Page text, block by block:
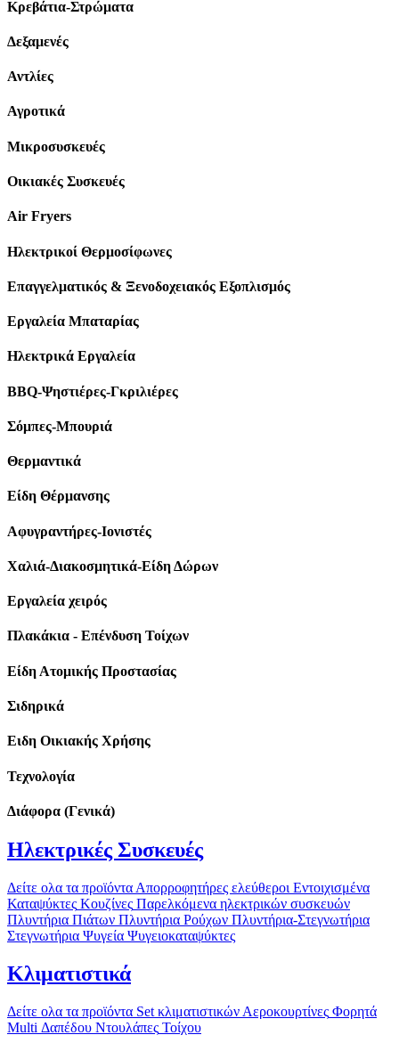
Κρεβάτια-Στρώματα
Δεξαμενές
Αντλίες
Αγροτικά
Μικροσυσκευές
Οικιακές Συσκευές
Air Fryers
Ηλεκτρικοί Θερμοσίφωνες
Επαγγελματικός & Ξενοδοχειακός Εξοπλισμός
Εργαλεία Μπαταρίας
Ηλεκτρικά Εργαλεία
BBQ-Ψηστιέρες-Γκριλιέρες
Σόμπες-Μπουριά
Θερμαντικά
Είδη Θέρμανσης
Αφυγραντήρες-Ιονιστές
Χαλιά-Διακοσμητικά-Είδη Δώρων
Εργαλεία χειρός
Πλακάκια - Επένδυση Τοίχων
Είδη Ατομικής Προστασίας
Σιδηρικά
Ειδη Οικιακής Χρήσης
Τεχνολογία
Διάφορα (Γενικά)
Ηλεκτρικές Συσκευές
Δείτε ολα τα προϊόντα Απορροφητήρες ελεύθεροι Εντοιχισμένα
Καταψύκτες Κουζίνες Παρελκόμενα ηλεκτρικών συσκευών
Πλυντήρια Πιάτων Πλυντήρια Ρούχων Πλυντήρια-Στεγνωτήρια
Στεγνωτήρια Ψυγεία Ψυγειοκαταψύκτες
Κλιματιστικά
Δείτε ολα τα προϊόντα Set κλιματιστικών Αεροκουρτίνες Φορητά
Multi Δαπέδου Ντουλάπες Τοίχου